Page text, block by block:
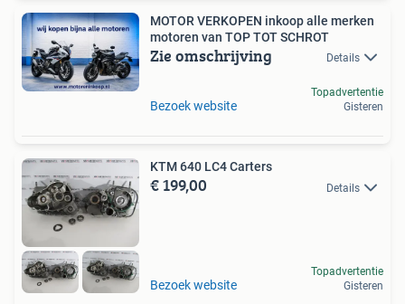
MOTOR VERKOPEN inkoop alle merken
motoren van TOP TOT SCHROT
Zie omschrijving Details
Bezoek website
Topadvertentie
Gisteren
KTM 640 LC4 Carters
€ 199,00 Details
Bezoek website
Topadvertentie
Gisteren